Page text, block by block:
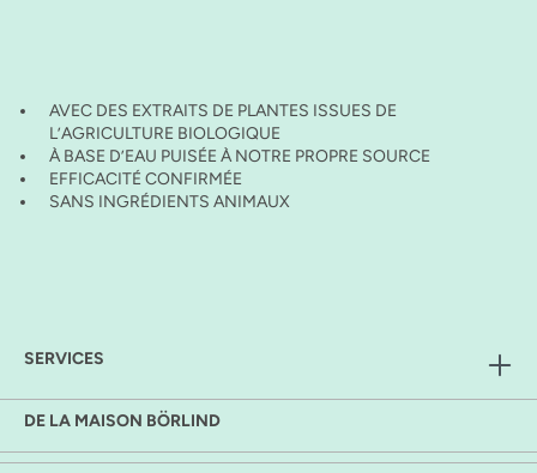
AVEC DES EXTRAITS DE PLANTES ISSUES DE
L’AGRICULTURE BIOLOGIQUE
À BASE D’EAU PUISÉE À NOTRE PROPRE SOURCE
EFFICACITÉ CONFIRMÉE
SANS INGRÉDIENTS ANIMAUX
SERVICES
DE LA MAISON BÖRLIND